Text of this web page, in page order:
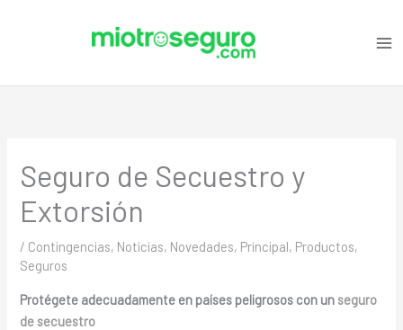
Seguro de Secuestro y
Extorsión
/ Contingencias, Noticias, Novedades, Principal, Productos,
Seguros
Protégete adecuadamente en países peligrosos con un seguro
de secuestro
e
r
a
s